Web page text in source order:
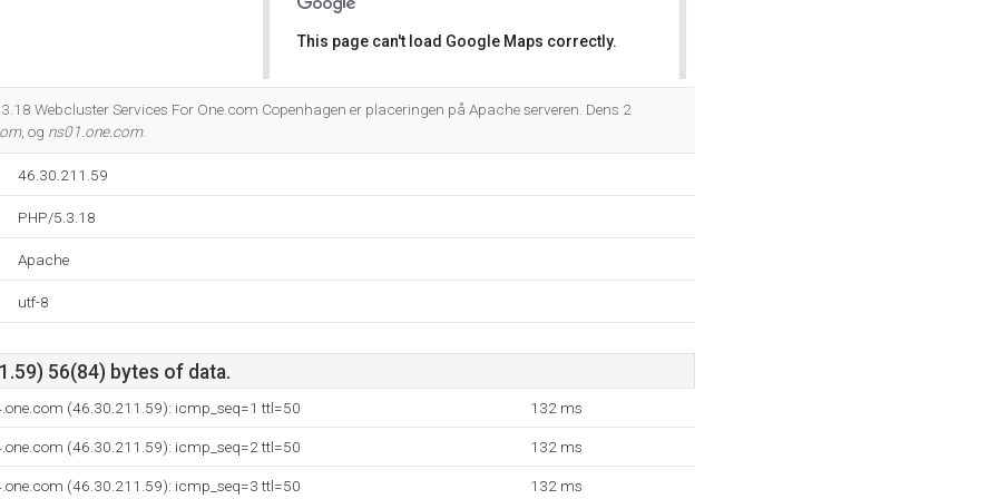
This page can't load Google Maps correctly.
Do you own this website?
Webcluster Services For One.com Copenhagen er placeringen på Apache serveren. Dens 2
, og ns01.one.com.
46.30.211.59
PHP/5.3.18
Apache
utf-8
56(84) bytes of data.
(46.30.211.59): icmp_seq=1 ttl=50 132 ms
(46.30.211.59): icmp_seq=2 ttl=50 132 ms
(46.30.211.59): icmp_seq=3 ttl=50 132 ms